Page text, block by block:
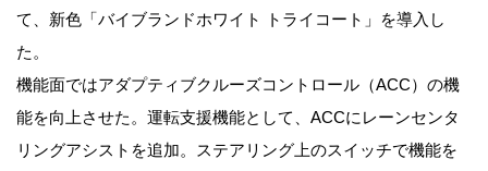
て、新色「バイブランドホワイト トライコート」を導入し
た。
機能面ではアダプティブクルーズコントロール（ACC）の機
能を向上させた。運転支援機能として、ACCにレーンセンタ
リングアシストを追加。ステアリング上のスイッチで機能を